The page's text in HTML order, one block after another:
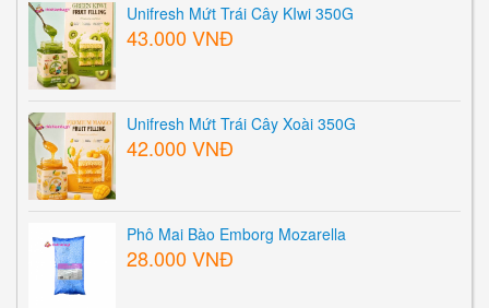
Unifresh Mứt Trái Cây KIwi 350G
43.000 VNĐ
Unifresh Mứt Trái Cây Xoài 350G
42.000 VNĐ
Phô Mai Bào Emborg Mozarella
28.000 VNĐ